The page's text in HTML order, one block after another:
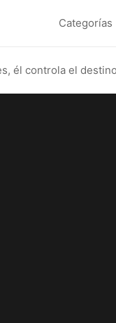
Categorías